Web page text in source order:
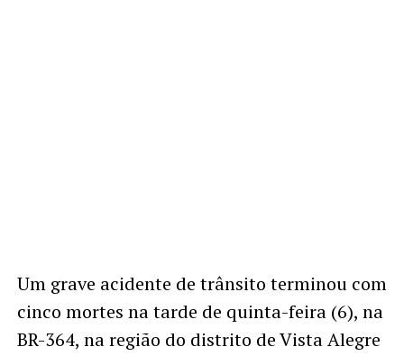
Um grave acidente de trânsito terminou com
cinco mortes na tarde de quinta-feira (6), na
BR-364, na região do distrito de Vista Alegre